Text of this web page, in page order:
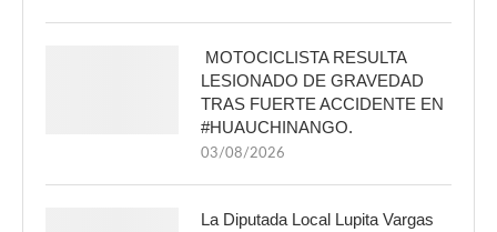
MOTOCICLISTA RESULTA
LESIONADO DE GRAVEDAD
TRAS FUERTE ACCIDENTE EN
#HUAUCHINANGO.
03/08/2026
La Diputada Local Lupita Vargas